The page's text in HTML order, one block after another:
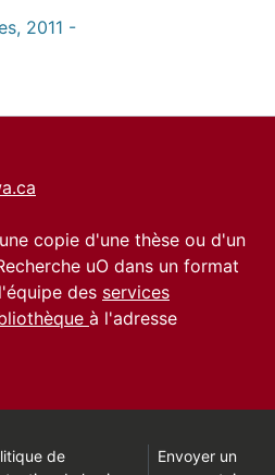
2011 -
copie d'une thèse ou d'un
uO dans un format
des services
à l'adresse
de
Envoyer un